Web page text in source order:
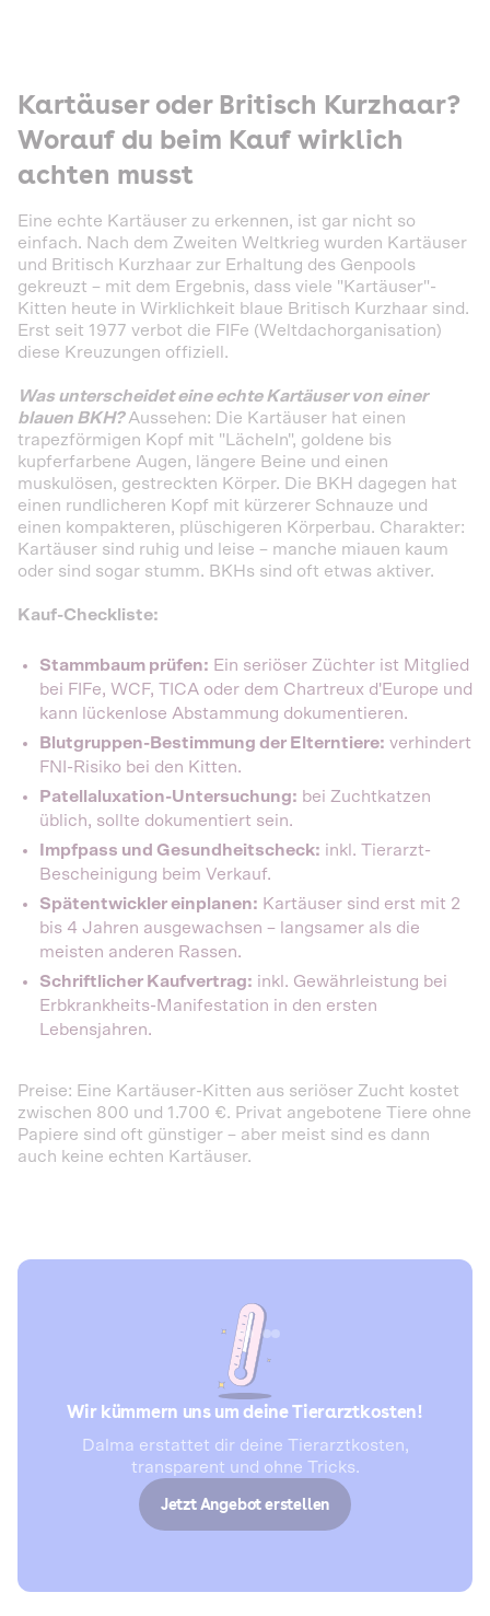
Kartäuser oder Britisch Kurzhaar?
Worauf du beim Kauf wirklich
achten musst
Eine echte Kartäuser zu erkennen, ist gar nicht so
einfach. Nach dem Zweiten Weltkrieg wurden Kartäuser
und Britisch Kurzhaar zur Erhaltung des Genpools
gekreuzt – mit dem Ergebnis, dass viele "Kartäuser"-
Kitten heute in Wirklichkeit blaue Britisch Kurzhaar sind.
Erst seit 1977 verbot die FIFe (Weltdachorganisation)
diese Kreuzungen offiziell.
Was unterscheidet eine echte Kartäuser von einer
blauen BKH?Aussehen: Die Kartäuser hat einen
trapezförmigen Kopf mit "Lächeln", goldene bis
kupferfarbene Augen, längere Beine und einen
muskulösen, gestreckten Körper. Die BKH dagegen hat
einen rundlicheren Kopf mit kürzerer Schnauze und
einen kompakteren, plüschigeren Körperbau. Charakter:
Kartäuser sind ruhig und leise – manche miauen kaum
oder sind sogar stumm. BKHs sind oft etwas aktiver.
Kauf-Checkliste:
Stammbaum prüfen: Ein seriöser Züchter ist Mitglied
bei FIFe, WCF, TICA oder dem Chartreux d'Europe und
kann lückenlose Abstammung dokumentieren.
Blutgruppen-Bestimmung der Elterntiere: verhindert
FNI-Risiko bei den Kitten.
Patellaluxation-Untersuchung: bei Zuchtkatzen
üblich, sollte dokumentiert sein.
Impfpass und Gesundheitscheck: inkl. Tierarzt-
Bescheinigung beim Verkauf.
Spätentwickler einplanen: Kartäuser sind erst mit 2
bis 4 Jahren ausgewachsen – langsamer als die
meisten anderen Rassen.
Schriftlicher Kaufvertrag: inkl. Gewährleistung bei
Erbkrankheits-Manifestation in den ersten
Lebensjahren.
Preise: Eine Kartäuser-Kitten aus seriöser Zucht kostet
zwischen 800 und 1.700 €. Privat angebotene Tiere ohne
Papiere sind oft günstiger – aber meist sind es dann
auch keine echten Kartäuser.
Wir kümmern uns um deine Tierarztkosten!
Dalma erstattet dir deine Tierarztkosten,
transparent und ohne Tricks.
Jetzt Angebot erstellen